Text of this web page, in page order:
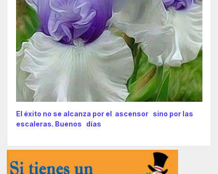
El éxito no se alcanza por el ascensor sino por las
escaleras. Buenos días